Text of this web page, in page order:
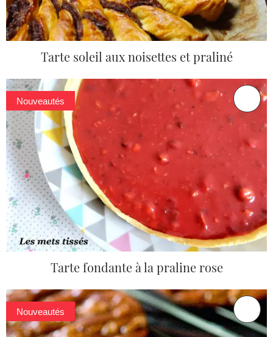
Tarte soleil aux noisettes et praliné
Nouveautés
Tarte fondante à la praline rose
Nouveautés